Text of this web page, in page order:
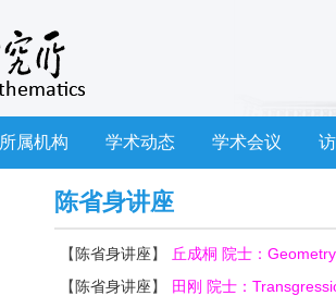
所属机构 学术动态 学术会议
陈省身讲座
【 陈省身讲座】 丘成桐 院士：
【 陈省身讲座】 田刚 院士：